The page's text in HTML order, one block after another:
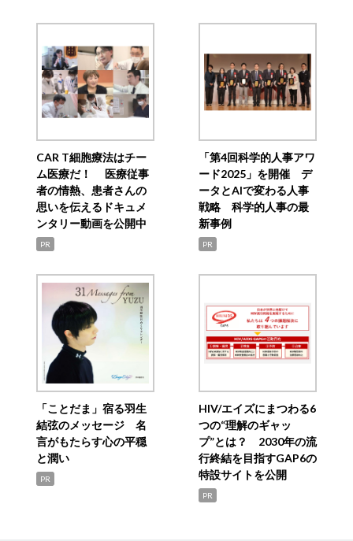
CAR T細胞療法はチー
ム医療だ！ 医療従事
者の情熱、患者さんの
思いを伝えるドキュメ
ンタリー動画を公開中
PR
「第4回科学的人事アワ
ード2025」を開催 デ
ータとAIで変わる人事
戦略 科学的人事の最
新事例
PR
「ことだま」宿る羽生
結弦のメッセージ 名
言がもたらす心の平穏
と潤い
PR
HIV/エイズにまつわる6
つの“理解のギャッ
プ”とは？ 2030年の流
行終結を目指すGAP6の
特設サイトを公開
PR